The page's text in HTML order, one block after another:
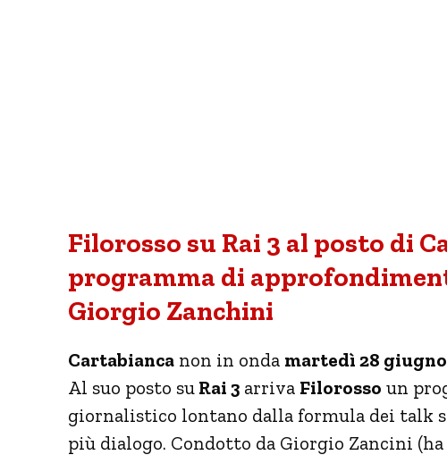
Filorosso su Rai 3 al posto di
programma di
Giorgio Zanchini
Cartabianca non in onda martedì 28 giugno
Al suo posto su Rai 3 arriva Filorosso un
giornalistico lontano dalla formula dei talk
più dialogo. Condotto da Giorgio Zancini